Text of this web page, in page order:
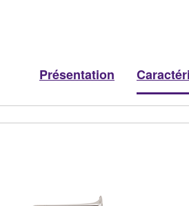
Présentation